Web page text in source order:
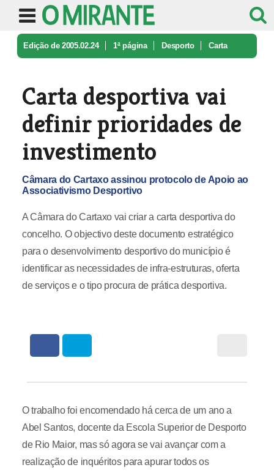
Edição de 2005.02.24 1ª página Desporto Carta
Carta desportiva vai
definir prioridades de
investimento
Câmara do Cartaxo assinou protocolo de Apoio ao
Associativismo Desportivo
A Câmara do Cartaxo vai criar a carta desportiva do
concelho. O objectivo deste documento estratégico
para o desenvolvimento desportivo do município é
identificar as necessidades de infra-estruturas, oferta
de serviços e o tipo procura de prática desportiva.
O trabalho foi encomendado há cerca de um ano a
Abel Santos, docente da Escola Superior de Desporto
de Rio Maior, mas só agora se vai avançar com a
realização de inquéritos para apurar todos os